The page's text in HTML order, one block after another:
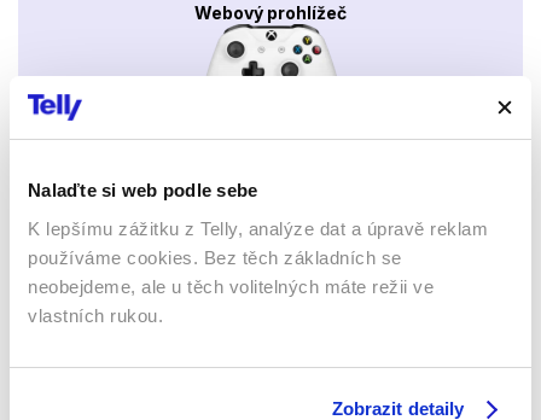
Nalaďte si web podle sebe
K lepšímu zážitku z Telly, analýze dat a úpravě reklam
používáme cookies. Bez těch základních se
neobejdeme, ale u těch volitelných máte režii ve
vlastních rukou.
Zobrazit detaily
Webový prohlížeč
Xbox app
Set-top boxy Arris